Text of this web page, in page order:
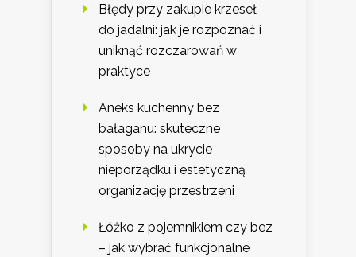
Błędy przy zakupie krzeseł
do jadalni: jak je rozpoznać i
uniknąć rozczarowań w
praktyce
Aneks kuchenny bez
bałaganu: skuteczne
sposoby na ukrycie
nieporządku i estetyczną
organizację przestrzeni
Łóżko z pojemnikiem czy bez
– jak wybrać funkcjonalne